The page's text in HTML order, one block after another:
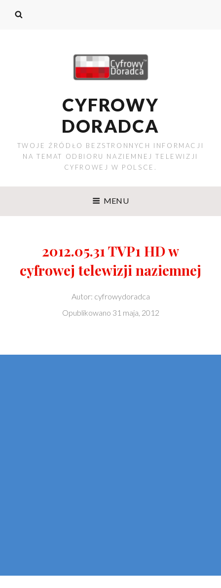
CYFROWY
DORADCA
TWOJE ŹRÓDŁO BEZSTRONNYCH INFORMACJI
NA TEMAT ODBIORU NAZIEMNEJ TELEWIZJI
CYFROWEJ W POLSCE.
MENU
2012.05.31 TVP1 HD w
cyfrowej telewizji naziemnej
Autor: cyfrowydoradca
Opublikowano 31 maja, 2012